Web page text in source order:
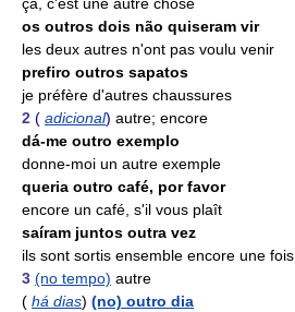
os outros dois não quiseram vir
les deux autres n'ont pas voulu venir
prefiro outros sapatos
je préfère d'autres chaussures
2 ( adicional) autre; encore
dá-me outro exemplo
donne-moi un autre exemple
queria outro café, por favor
encore un café, s'il vous plaît
saíram juntos outra vez
ils sont sortis ensemble encore une fois
3 (no tempo) autre
( há dias) (no) outro dia